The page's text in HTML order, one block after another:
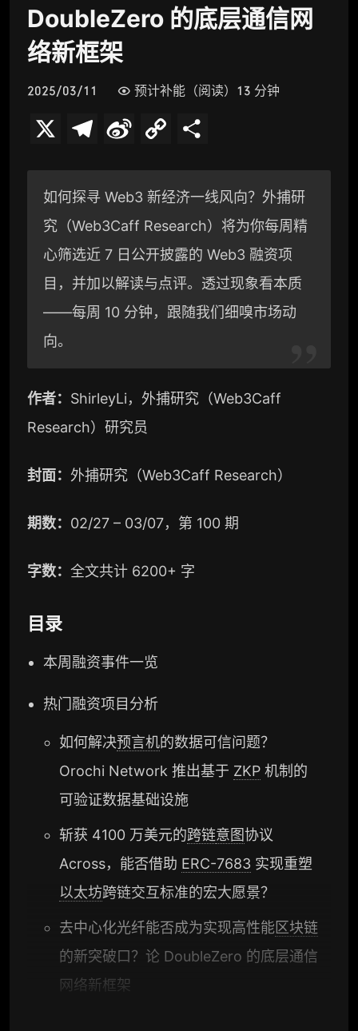
DoubleZero 的底层通信网
络新框架
2025/03/11 预计补能（阅读）13 分钟
l
e
g
r
a
n
a
W
e
i
o
p
y
L
i
n
如何探寻 Web3 新经济一线风向？外捕研
究（Web3Caff Research）将为你每周精
心筛选近 7 日公开披露的 Web3 融资项
目，并加以解读与点评。透过现象看本质
——每周 10 分钟，跟随我们细嗅市场动
向。
作者： ShirleyLi，外捕研究（Web3Caff
Research）研究员
封面： 外捕研究（Web3Caff Research）
期数： 02/27 – 03/07，第 100 期
字数： 全文共计 6200+ 字
目录
本周融资事件一览
热门融资项目分析
如何解决预言机的数据可信问题？
Orochi Network 推出基于 ZKP 机制的
可验证数据基础设施
斩获 4100 万美元的跨链意图协议
Across，能否借助 ERC-7683 实现重塑
以太坊跨链交互标准的宏大愿景？
去中心化光纤能否成为实现高性能区块链
的新突破口？论 DoubleZero 的底层通信
网络新框架